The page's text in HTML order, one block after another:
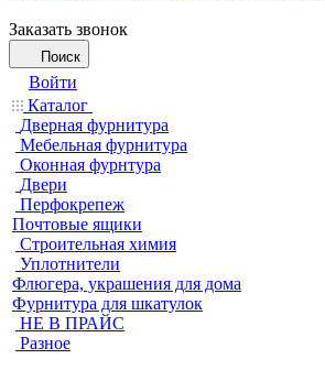
Заказать звонок
Поиск
Войти
Каталог
Дверная фурнитура
Мебельная фурнитура
Оконная фурнтура
Двери
Перфокрепеж
Почтовые ящики
Строительная химия
Уплотнители
Флюгера, украшения для дома
Фурнитура для шкатулок
НЕ В ПРАЙС
Разное